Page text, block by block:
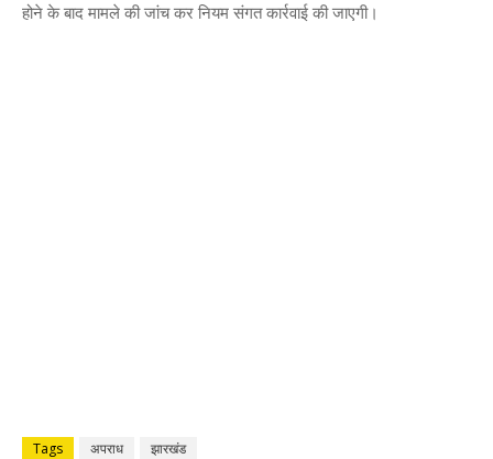
होने के बाद मामले की जांच कर नियम संगत कार्रवाई की जाएगी।
Tags अपराध झारखंड